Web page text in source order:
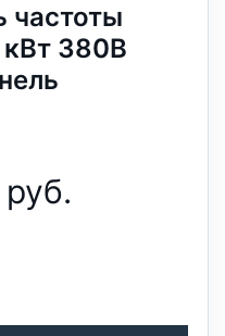
частоты
380В
руб.